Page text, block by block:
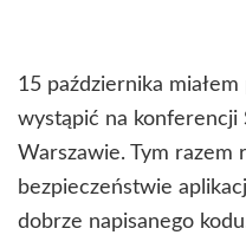
15 października
wystąpić na konferencji
Warszawie. Tym razem
bezpieczeństwie
dobrze napisanego